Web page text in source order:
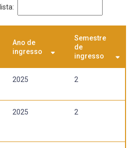
Ano de
ingresso
Semestre
de
ingresso
2025 2
2025 2